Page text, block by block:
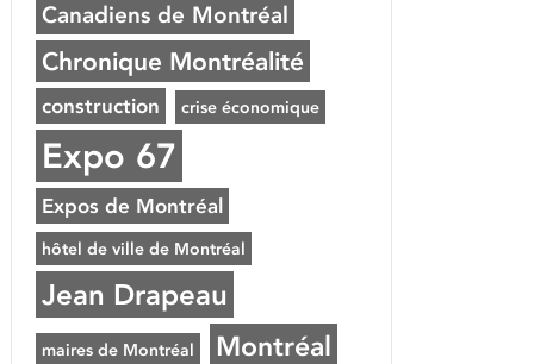
Canadiens de Montréal
Chronique Montréalité
construction crise économique
Expo 67
Expos de Montréal
hôtel de ville de Montréal
Jean Drapeau
maires de Montréal Montréal